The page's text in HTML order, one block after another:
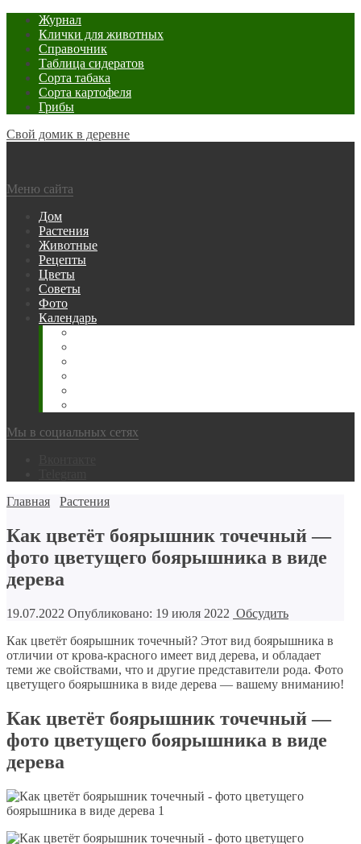
Журнал
Клички для животных
Справочник
Таблица сидератов
Сорта табака
Сорта картофеля
Грибы
Свой домик в деревне
Меню сайта
Дом
Растения
Животные
Рецепты
Цветы
Советы
Фото
Календарь
Мы в социальных сетях
Главная
Растения
Как цветёт боярышник точечный —
фото цветущего боярышника в виде
дерева
19.07.2022 Опубликовано: 19 июля 2022 Обсудить
Как цветёт боярышник точечный? Этот вид боярышника в
отличии от крова-красного имеет вид дерева, и обладает
теми же свойствами, что и другие представители рода. Фото
цветущего боярышника в виде дерева — вашему вниманию!
Как цветёт боярышник точечный —
фото цветущего боярышника в виде
дерева